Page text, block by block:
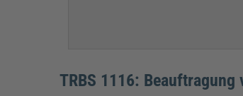
TRBS 1116: